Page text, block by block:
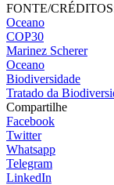
FONTE/
Oceano
COP30
Marinez Scherer
Oceano
Biodiversidade
Tratado da
Compartilhe
Facebook
Twitter
Whatsapp
Telegram
LinkedIn